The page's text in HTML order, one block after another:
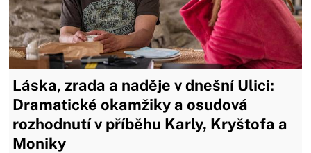
Láska, zrada a naděje v dnešní Ulici:
Dramatické okamžiky a osudová
rozhodnutí v příběhu Karly, Kryštofa a
Moniky